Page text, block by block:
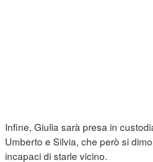
Infine, Giulia sarà presa in
Umberto e Silvia, che però si
incapaci di starle vicino.